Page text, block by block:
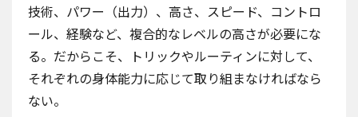
技術、パワー（出力）、高さ、スピード、コントロ
ール、経験など、複合的なレベルの高さが必要にな
る。だからこそ、トリックやルーティンに対して、
それぞれの身体能力に応じて取り組まなければなら
ない。